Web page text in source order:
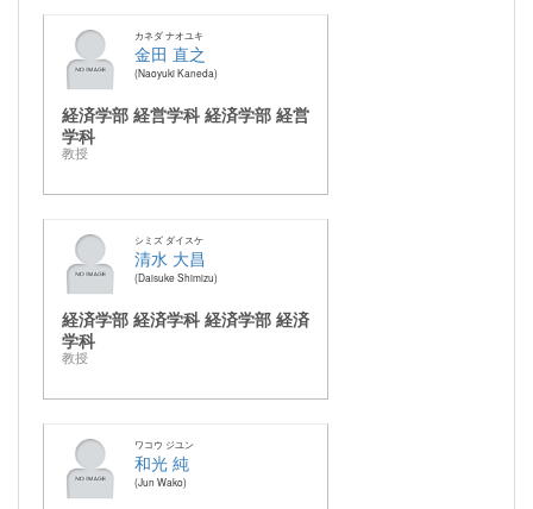
カネダ ナオユキ
金田 直之
Naoyuki Kaneda
経済学部 経営学科 経済学部 経営
学科
教授
シミズ ダイスケ
清水 大昌
Daisuke Shimizu
経済学部 経済学科 経済学部 経済
学科
教授
ワコウ ジユン
和光 純
Jun Wako